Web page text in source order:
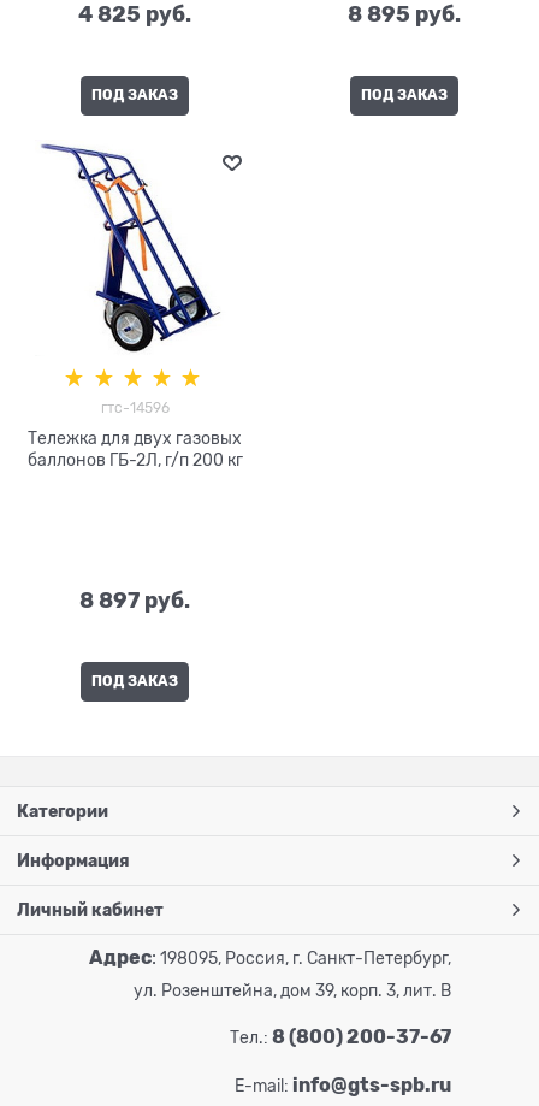
4 825 руб.
ПОД ЗАКАЗ
8 895 руб.
ПОД ЗАКАЗ
гтс-14596
Тележка для двух газовых
баллонов ГБ-2Л, г/п 200 кг
8 897 руб.
ПОД ЗАКАЗ
Категории
Информация
Личный кабинет
Адрес: 198095, Россия, г. Санкт-Петербург,
ул. Розенштейна, дом 39, корп. 3, лит. В
Тел.: 8 (800) 200-37-67
E-mail: info@gts-spb.ru